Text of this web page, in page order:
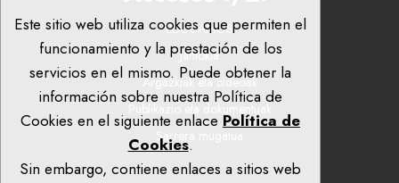
EDUCAMOS
Jantokia
Argazkiak eta bideoak
Sarrera mugatua
Este sitio web utiliza cookies que permiten el
funcionamiento y la prestación de los
servicios en el mismo. Puede obtener la
información sobre nuestra Política de
Cookies en el siguiente enlace Política de
Cookies.
Sin embargo, contiene enlaces a sitios web